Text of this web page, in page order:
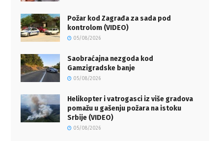
Požar kod Zagrađa za sada pod
kontrolom (VIDEO)
05/08/2026
Saobraćajna nezgoda kod
Gamzigradske banje
05/08/2026
Helikopter i vatrogasci iz više gradova
pomažu u gašenju požara na istoku
Srbije (VIDEO)
05/08/2026